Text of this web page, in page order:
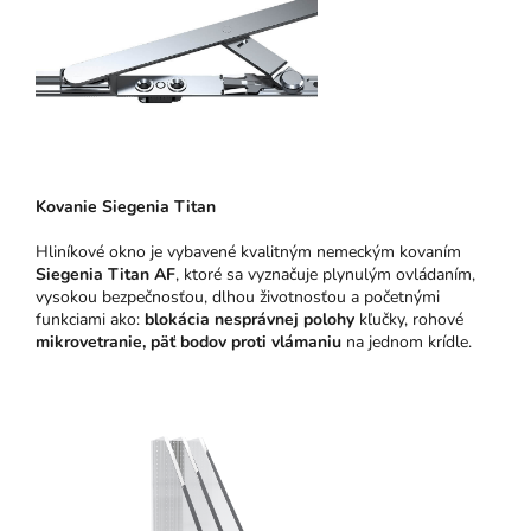
Kovanie Siegenia Titan
Hliníkové okno je vybavené kvalitným nemeckým kovaním
Siegenia Titan AF, ktoré sa vyznačuje plynulým ovládaním,
vysokou bezpečnosťou, dlhou životnosťou a početnými
funkciami ako: blokácia nesprávnej polohy kľučky, rohové
mikrovetranie, päť bodov proti vlámaniu na jednom krídle.